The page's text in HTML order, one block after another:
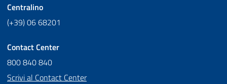
Centralino
(+39) 06 68201
Contact Center
800 840 840
Scrivi al Contact Center